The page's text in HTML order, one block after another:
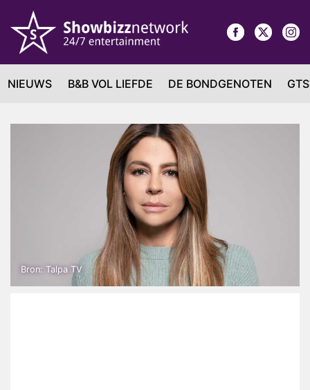
NIEUWS B&B VOL LIEFDE DE BONDGENOTEN
Bron: Talpa TV